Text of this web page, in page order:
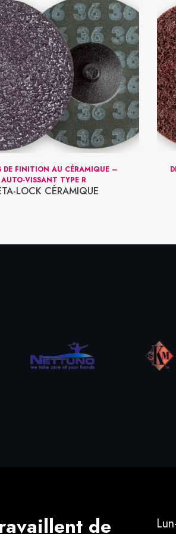
DE FINITION AU CÉRAMIQUE –
AUTO-VISSANT TYPE R
LOCK CÉRAMIQUE
de